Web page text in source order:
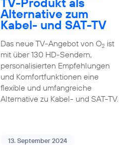
Alternative zum
Kabel- und SAT-TV
Das neue TV-Angebot von O2ist
mit über 130 HD-Sendern,
personalisierten Empfehlungen
und Komfortfunktionen eine
flexible und umfangreiche
Alternative zu Kabel- und SAT-TV.
13. September 2024